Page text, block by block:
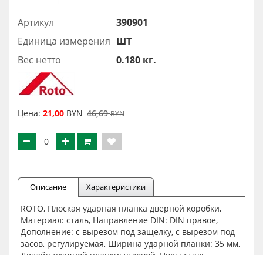
Артикул
390901
Единица измерения ШТ
Вес нетто
0.180 кг.
Цена: 21,00 BYN 46,69BYN
Описание Характеристики
ROTO, Плоская ударная планка дверной коробки,
Материал: сталь, Направление DIN: DIN правое,
Дополнение: с вырезом под защелку, с вырезом под
засов, регулируемая, Ширина ударной планки: 35 мм,